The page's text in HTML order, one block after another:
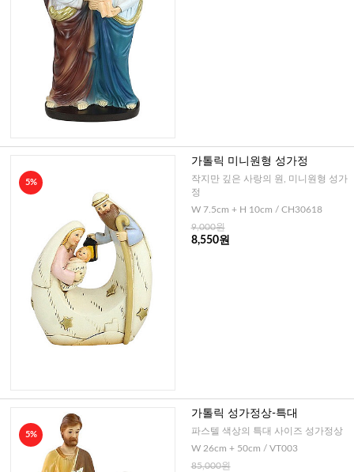
5%
가톨릭 미니원형 성가정
작지만 깊은 사랑의 원, 미니원형 성가
정
W 7.5cm + H 10cm / CH30618
9,000원
8,550원
5%
가톨릭 성가정상-특대
파스텔 색상의 특대 사이즈 성가정상
W 26cm + 50cm / VT003
85,000원